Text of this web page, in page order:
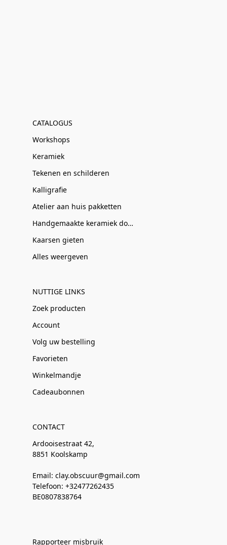
CATALOGUS
Workshops
Keramiek
Tekenen en schilderen
Kalligrafie
Atelier aan huis pakketten
Handgemaakte keramiek door Clay-Obscuur
Kaarsen gieten
Alles weergeven
NUTTIGE LINKS
Zoek producten
Account
Volg uw bestelling
Favorieten
Winkelmandje
Cadeaubonnen
CONTACT
Ardooisestraat 42,
8851 Koolskamp
Email: clay.obscuur@gmail.com
Telefoon: +32477262435
BE0807838764
Rapporteer misbruik